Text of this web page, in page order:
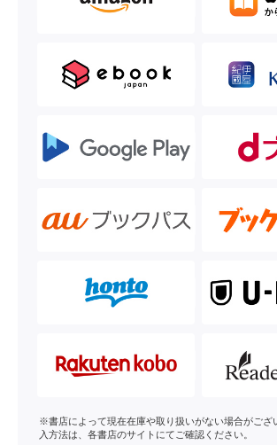
※書店によって現在在庫や取り扱いがない場合がござ
入方法は、各書店のサイトにてご確認ください。